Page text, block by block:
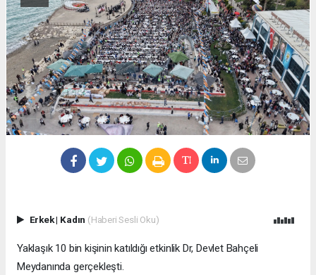
Erkek| Kadın (Haberi Sesli Oku)
Yaklaşık 10 bin kişinin katıldığı etkinlik Dr, Devlet Bahçeli
Meydanında gerçekleşti.